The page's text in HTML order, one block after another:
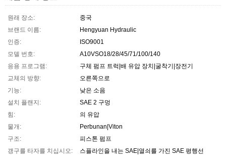
원래 장소:
중국
브랜드 이름:
Hengyuan Hydraulic
인증:
ISO9001
모델 번호:
A10VSO18/28/45/71/100/140
응용 프로그램:
구체 펌프 트럭|배 유압 장치|굴착기|장전기
교체의 방향:
오른쪽으로
기능:
낮은 소음
설치 플랜지:
SAE 2 구멍
힘:
의 유압
물개:
Perbunan|Viton
구조:
피스톤 펌프
갱구를 타자를 치십시오:
스플라인을 내는 SAE|열쇠를 가진 SAE 평행선